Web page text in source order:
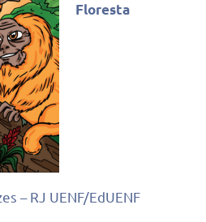
Floresta
– RJ UENF/EdUENF